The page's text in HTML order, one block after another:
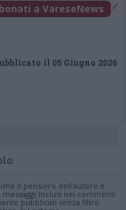
a VareseNews
il 05 Giugno 2026
il pensiero dell'autore e
inclusi nei commenti
pubblicati senza filtro